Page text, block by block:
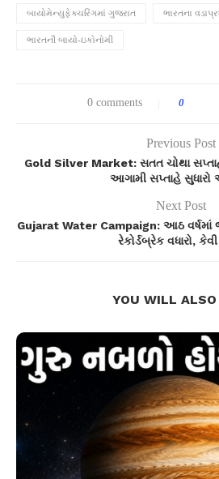
બાયોમેન્યુફેક્ચરિંગમાં ગુજરાત ભારતના
ભારતની બાયો-ઇકોનોમી
0 comments 0
Previous Post
Gold Silver Market: સતત ચોથા સપ્તાહે
આગામી સપ્તાહે
Next Post
Gujarat Water Campaign: આઠ વર્ષમાં
રેકોર્ડબ્રેક વધારો,
YOU WILL